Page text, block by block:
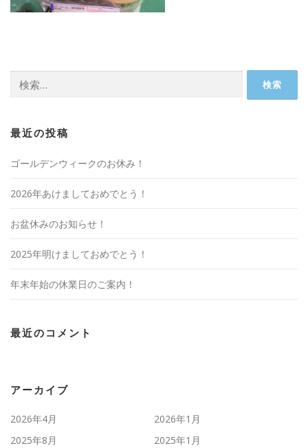
索:
最近の投稿
ゴールデンウィークのお休み！
2026年あけましておめでとう！
お盆休みのお知らせ！
2025年明けましておめでとう！
年末年始の休業日のご案内！
最近のコメント
アーカイブ
2026年4月
2026年1月
2025年8月
2025年1月